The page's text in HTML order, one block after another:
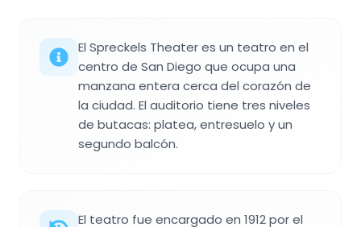
El Spreckels Theater es un teatro en el
centro de San Diego que ocupa una
manzana entera cerca del corazón de
la ciudad. El auditorio tiene tres niveles
de butacas: platea, entresuelo y un
segundo balcón.
El teatro fue encargado en 1912 por el